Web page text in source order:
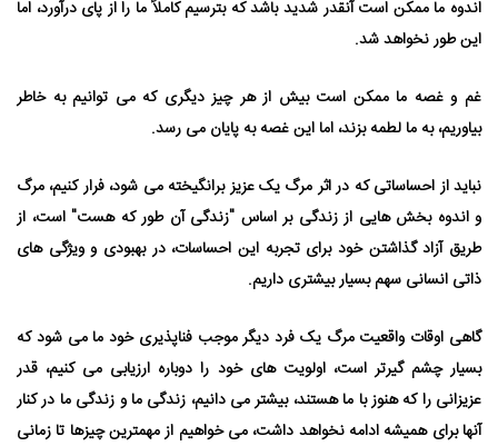
اندوه ما ممکن است آنقدر شدید باشد که بترسیم کاملاً ما را از پای درآورد، اما
این طور نخواهد شد.
غم و غصه ما ممکن است بیش از هر چیز دیگری که می ⁯توانیم به خاطر
بیاوریم، به ما لطمه بزند، اما این غصه به پایان می ⁯رسد.
نباید از احساساتی که در اثر مرگ یک عزیز برانگیخته می ⁯شود، فرار کنیم، مرگ
و اندوه بخش هایی از زندگی بر اساس "زندگی آن طور که هست" است، از
طریق آزاد گذاشتن خود برای تجربه این احساسات، در بهبودی و ویژگی⁯ های
ذاتی انسانی سهم بسیار بیشتری داریم.
گاهی اوقات واقعیت مرگ یک فرد دیگر موجب فناپذیری خود ما می⁯ شود که
بسیار چشم گیرتر است، اولویت⁯⁯ های خود را دوباره ارزیابی می⁯ کنیم، قدر
عزیزانی را که هنوز با ما هستند، بیشتر می ⁯دانیم، زندگی ما و زندگی ما در کنار
آنها برای همیشه ادامه نخواهد داشت، می⁯ خواهیم از مهم⁯ترین چیزها تا زمانی